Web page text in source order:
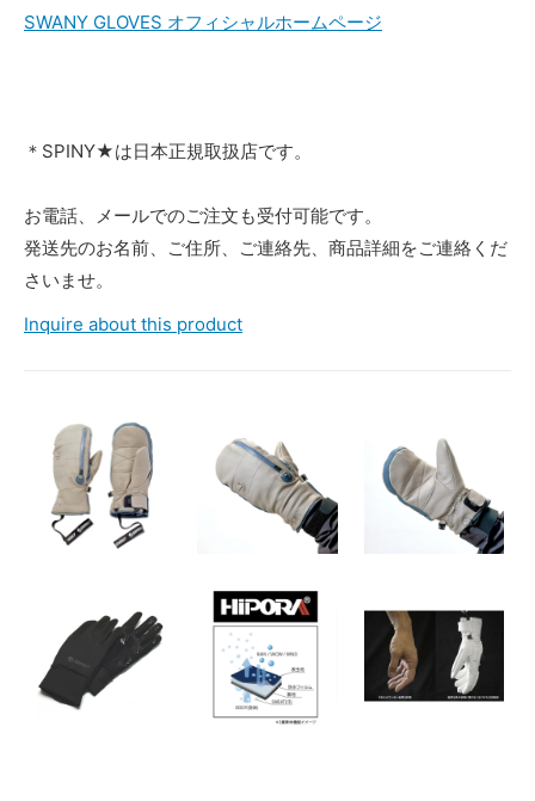
SWANY GLOVES オフィシャルホームページ
＊SPINY★は日本正規取扱店です。
お電話、メールでのご注文も受付可能です。
発送先のお名前、ご住所、ご連絡先、商品詳細をご連絡くだ
さいませ。
Inquire about this product